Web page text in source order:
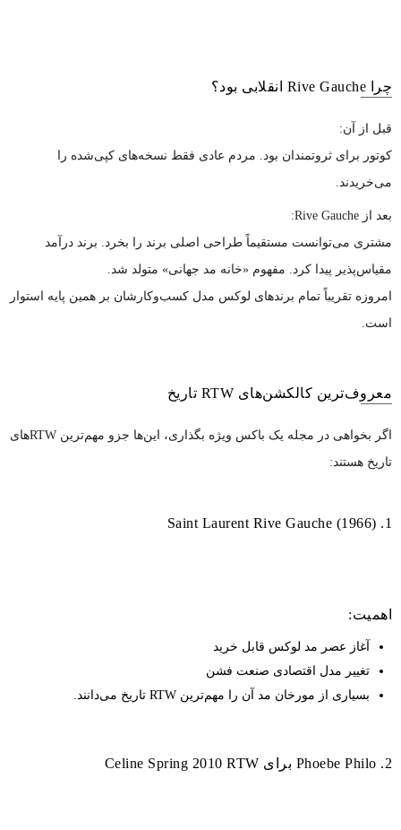
چرا Rive Gauche انقلابی بود؟
قبل از آن:
کوتور برای ثروتمندان بود. مردم عادی فقط نسخه‌های کپی‌شده را
می‌خریدند.
بعد از Rive Gauche:
مشتری می‌توانست مستقیماً طراحی اصلی برند را بخرد. برند درآمد
مقیاس‌پذیر پیدا کرد. مفهوم «خانه مد جهانی» متولد شد.
امروزه تقریباً تمام برندهای لوکس مدل کسب‌وکارشان بر همین پایه استوار
است.
معروف‌ترین کالکشن‌های RTW تاریخ
اگر بخواهی در مجله یک باکس ویژه بگذاری، این‌ها جزو مهم‌ترین RTWهای
تاریخ هستند:
1. Saint Laurent Rive Gauche (1966)
اهمیت:
آغاز عصر مد لوکس قابل خرید
تغییر مدل اقتصادی صنعت فشن
بسیاری از مورخان مد آن را مهم‌ترین RTW تاریخ می‌دانند.
2. Phoebe Philo برای Celine Spring 2010 RTW